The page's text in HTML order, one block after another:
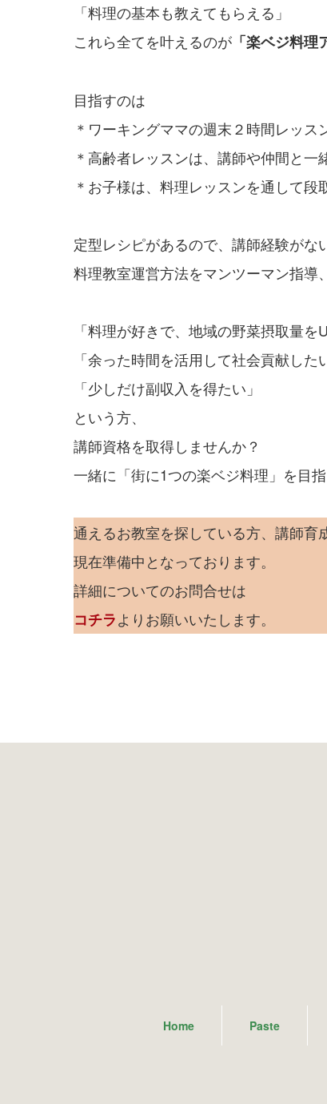
「料理の基本も教えてもらえる」
これら全てを叶えるのが 「楽ベジ料理
目指すのは
＊ワーキングママの週末２時間レッス
＊高齢者レッスンは、講師や仲間と一
＊お子様は、料理レッスンを通して段
定型レシピがあるので、講師経験がな
料理教室運営方法をマンツーマン指導
「料理が好きで、地域の野菜摂取量を
「余った時間を活用して社会貢献した
「少しだけ副収入を得たい」
という方、
講師資格を取得しませんか？
一緒に「街に1つの楽ベジ料理」を目指
通えるお教室を探している方、講師育
現在準備中となっております。
詳細についてのお問合せは
コチラよりお願いいたします。
Home Paste